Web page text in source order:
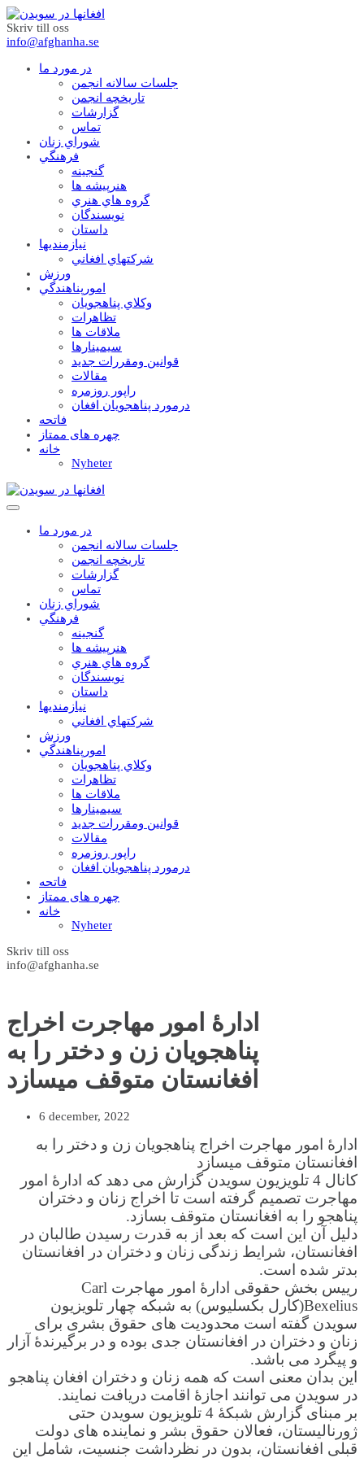
Skriv till oss
info@afghanha.se
در مورد ما
جلسات سالانه انجمن
تاریخچه انجمن
گزارشات
تماس
شوراي زنان
فرهنگي
گنجينه
هنرپيشه ها
گروه هاي هنري
نويسندگان
داستان
نيازمنديها
شرکتهاي افغاني
ورزش
امورپناهندگي
وکلاي پناهجويان
تظاهرات
ملاقات ها
سيمينارها
قوانين ومقررات جديد
مقالات
راپور روزمره
درمورد پناهجويان افغان
فاتحه
چهره های ممتاز
خانه
Nyheter
در مورد ما
جلسات سالانه انجمن
تاریخچه انجمن
گزارشات
تماس
شوراي زنان
فرهنگي
گنجينه
هنرپيشه ها
گروه هاي هنري
نويسندگان
داستان
نيازمنديها
شرکتهاي افغاني
ورزش
امورپناهندگي
وکلاي پناهجويان
تظاهرات
ملاقات ها
سيمينارها
قوانين ومقررات جديد
مقالات
راپور روزمره
درمورد پناهجويان افغان
فاتحه
چهره های ممتاز
خانه
Nyheter
Skriv till oss
info@afghanha.se
ادارۀ امور مهاجرت اخراج
پناهجویان زن و دختر را به
افغانستان متوقف میسازد
6 december, 2022
ادارۀ امور مهاجرت اخراج پناهجویان زن و دختر را به
افغانستان متوقف میسازد
کانال 4 تلویزیون سویدن گزارش می دهد که ادارۀ امور
مهاجرت تصمیم گرفته است تا اخراج زنان و دختران
پناهجو را به افغانستان متوقف بسازد.
دلیل آن این است که بعد از به قدرت رسیدن طالبان در
افغانستان، شرایط زندگی زنان و دختران در افغانستان
بدتر شده است.
رییس بخش حقوقی ادارۀ امور مهاجرت Carl
Bexelius(کارل بکسلیوس) به شبکه چهار تلویزیون
سویدن گفته است محدودیت های حقوق بشری برای
زنان و دختران در افغانستان جدی بوده و در برگیرندۀ آزار
و پیگرد می باشد.
این بدان معنی است که همه زنان و دختران افغان پناهجو
در سویدن می توانند اجازۀ اقامت دریافت نمایند.
بر مبنای گزارش شبکۀ 4 تلویزیون سویدن حتی
ژورنالیستان، فعالان حقوق بشر و نماینده های دولت
قبلی افغانستان، بدون در نظرداشت جنسیت، شامل این